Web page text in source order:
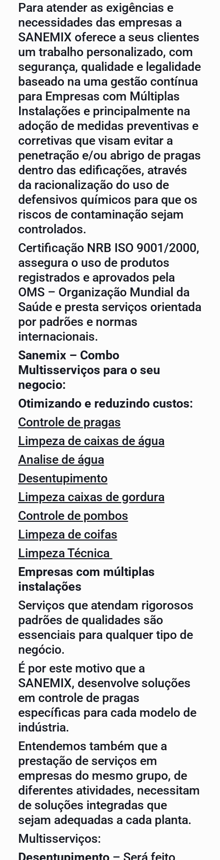
Para atender as exigências e
necessidades das empresas a
SANEMIX oferece a seus clientes
um trabalho personalizado, com
segurança, qualidade e legalidade
baseado na uma gestão contínua
para Empresas com Múltiplas
Instalações e principalmente na
adoção de medidas preventivas e
corretivas que visam evitar a
penetração e/ou abrigo de pragas
dentro das edificações, através
da racionalização do uso de
defensivos químicos para que os
riscos de contaminação sejam
controlados.
Certificação NRB ISO 9001/2000,
assegura o uso de produtos
registrados e aprovados pela
OMS – Organização Mundial da
Saúde e presta serviços orientada
por padrões e normas
internacionais.
Sanemix – Combo
Multisserviços para o seu
negocio:
Otimizando e reduzindo custos:
Controle de pragas
Limpeza de caixas de água
Analise de água
Desentupimento
Limpeza caixas de gordura
Controle de pombos
Limpeza de coifas
Limpeza Técnica
Empresas com múltiplas
instalações
Serviços que atendam rigorosos
padrões de qualidades são
essenciais para qualquer tipo de
negócio.
É por este motivo que a
SANEMIX, desenvolve soluções
em controle de pragas
específicas para cada modelo de
indústria.
Entendemos também que a
prestação de serviços em
empresas do mesmo grupo, de
diferentes atividades, necessitam
de soluções integradas que
sejam adequadas a cada planta.
Multisserviços: